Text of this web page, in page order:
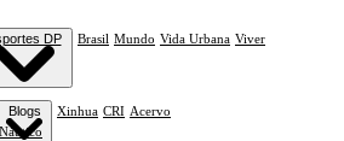
DP
Náutico
Brasil Mundo Vida Urbana Viver
Blogs Xinhua CRI Acervo